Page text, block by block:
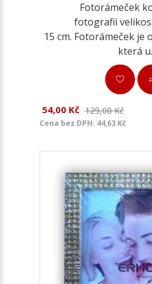
Fotorámeček
fotografii
15 cm. Fotorámeček
která
54,00 Kč 129,00 Kč
Cena bez DPH: 44,63 Kč